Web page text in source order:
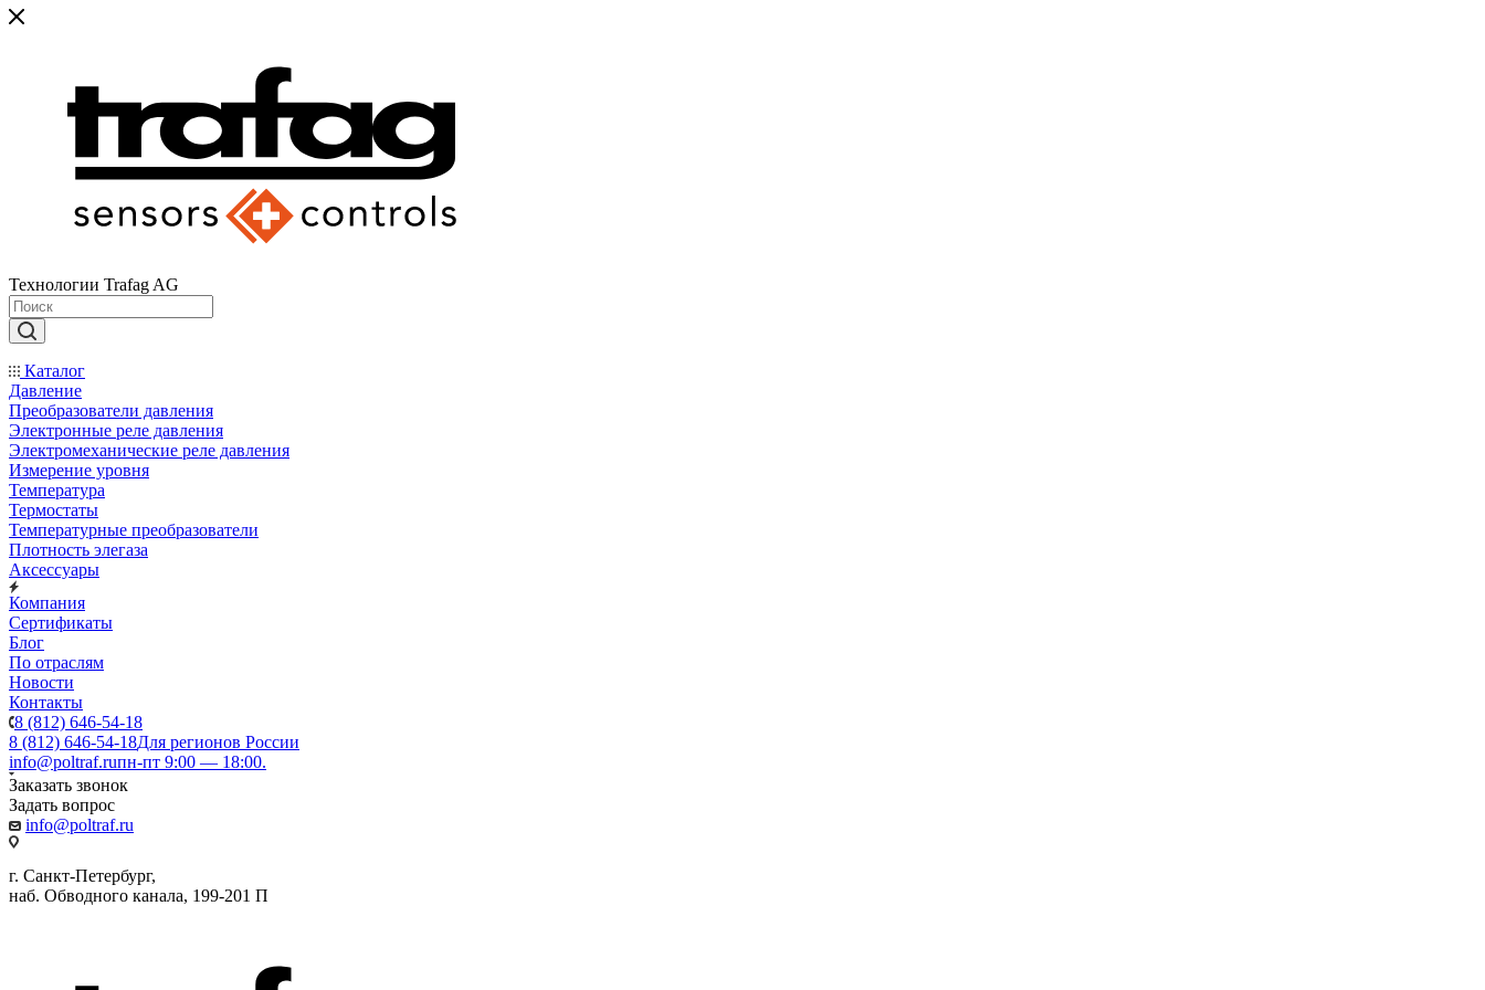
Технологии Trafag AG
Каталог
Давление
Преобразователи давления
Электронные реле давления
Электромеханические реле давления
Измерение уровня
Температура
Термостаты
Температурные преобразователи
Плотность элегаза
Аксессуары
Компания
Сертификаты
Блог
По отраслям
Новости
Контакты
8 (812) 646-54-18
8 (812) 646-54-18Для регионов России
info@poltraf.ruпн-пт 9:00 — 18:00.
Заказать звонок
Задать вопрос
info@poltraf.ru
г. Санкт-Петербург,
наб. Обводного канала, 199-201 П